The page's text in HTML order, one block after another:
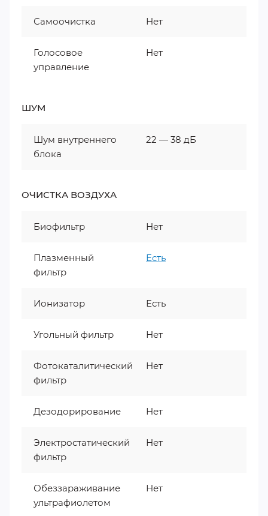
Самоочистка Нет
Голосовое
управление
Нет
ШУМ
Шум внутреннего
блока
22 — 38 дБ
ОЧИСТКА ВОЗДУХА
Биофильтр Нет
Плазменный
фильтр
Есть
Ионизатор Есть
Угольный фильтр Нет
Фотокаталитический
фильтр
Нет
Дезодорирование Нет
Электростатический
фильтр
Нет
Обеззараживание
ультрафиолетом
Нет